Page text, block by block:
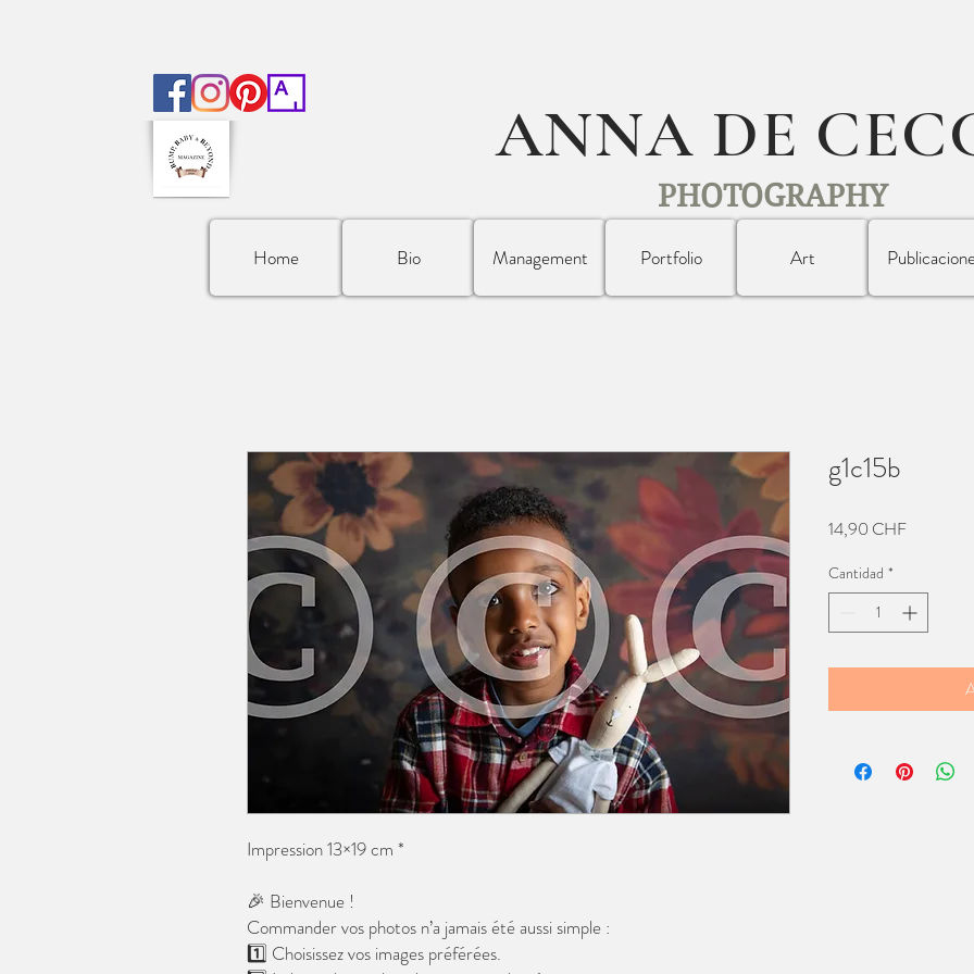
ANNA DE
PHOTOGRAPHY
Home Bio Management Portfolio Art
Impression 13×19 cm *
🎉 Bienvenue !
Commander vos photos n’a jamais été aussi simple :
1️⃣ Choisissez vos images préférées.
g1c15b
14,90 CHFPrecio
Cantidad *